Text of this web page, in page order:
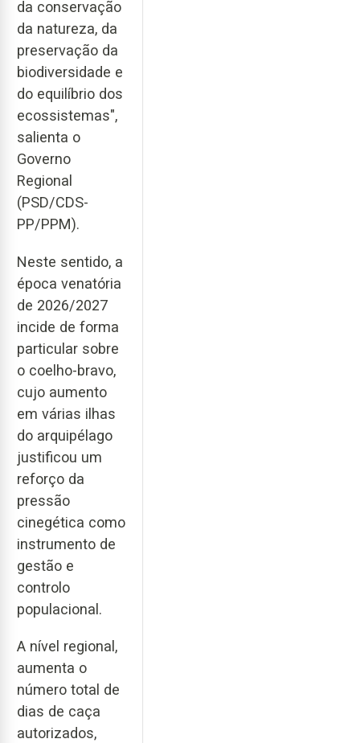
da conservação
da natureza, da
preservação da
biodiversidade e
do equilíbrio dos
ecossistemas",
salienta o
Governo
Regional
(PSD/CDS-
PP/PPM).
Neste sentido, a
época venatória
de 2026/2027
incide de forma
particular sobre
o coelho-bravo,
cujo aumento
em várias ilhas
do arquipélago
justificou um
reforço da
pressão
cinegética como
instrumento de
gestão e
controlo
populacional.
A nível regional,
aumenta o
número total de
dias de caça
autorizados,